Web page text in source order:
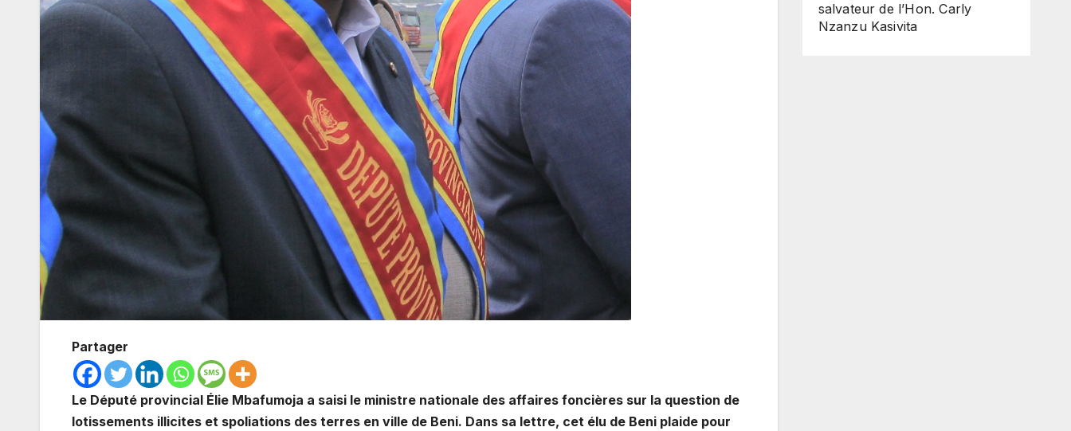
Partager
Le Député provincial Élie Mbafumoja a saisi le ministre nationale des affaires foncières sur la question de
lotissements illicites et spoliations des terres en ville de Beni. Dans sa lettre, cet élu de Beni plaide pour
salvateur de l’Hon. Carly
Nzanzu Kasivita